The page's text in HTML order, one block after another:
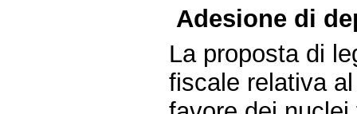
Adesione di
La proposta di
fiscale relativa